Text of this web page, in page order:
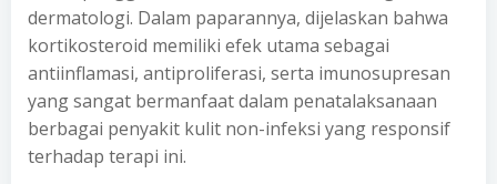
dermatologi. Dalam paparannya, dijelaskan bahwa
kortikosteroid memiliki efek utama sebagai
antiinflamasi, antiproliferasi, serta imunosupresan
yang sangat bermanfaat dalam penatalaksanaan
berbagai penyakit kulit non-infeksi yang responsif
terhadap terapi ini.